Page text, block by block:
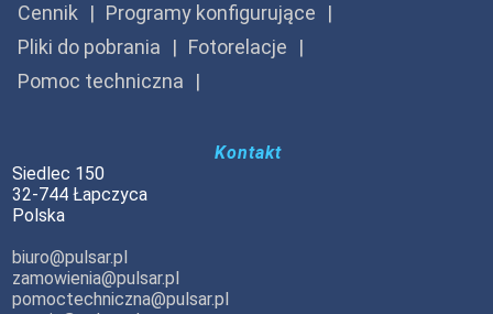
Cennik
Programy konfigurujące
Pliki do pobrania
Fotorelacje
Pomoc techniczna
Kontakt
Siedlec 150
32-744 Łapczyca
Polska
biuro@pulsar.pl
zamowienia@pulsar.pl
pomoctechniczna@pulsar.pl